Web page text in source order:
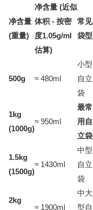
净含量
(重量)
净含量 (近似
体积 - 按密
度1.05g/ml
估算)
常见
袋型
500g ≈ 480ml
小型
自立
袋
1kg
(1000g)
≈ 950ml
最常
用自
立袋
1.5kg
(1500g)
≈ 1430ml
中型
自立
袋
2kg
≈ 1900ml
中大
型自